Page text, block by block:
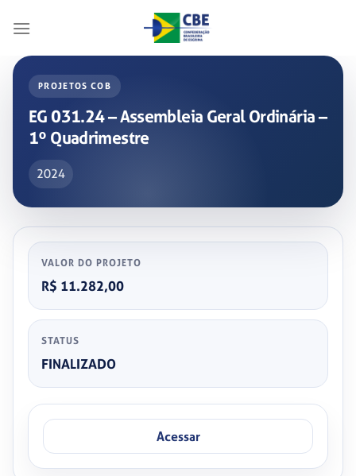
PROJETOS COB
EG 031.24 – Assembleia Geral Ordinária –
1º Quadrimestre
2024
VALOR DO PROJETO
R$ 11.282,00
STATUS
FINALIZADO
Acessar